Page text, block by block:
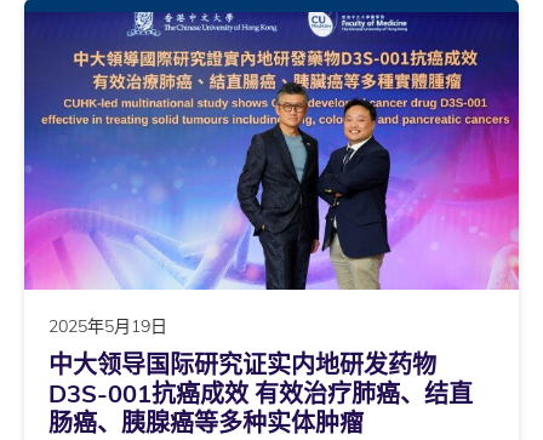
2025年5月19日
中大领导国际研究证实内地研发药物
D3S-001抗癌成效 有效治疗肺癌、结直
肠癌、胰腺癌等多种实体肿瘤